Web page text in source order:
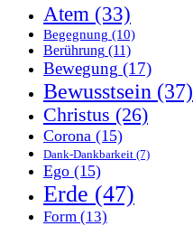
Atem (33)
Begegnung (10)
Berührung (11)
Bewegung (17)
Bewusstsein (37)
Christus (26)
Corona (15)
Dank-Dankbarkeit (7)
Ego (15)
Erde (47)
Form (13)